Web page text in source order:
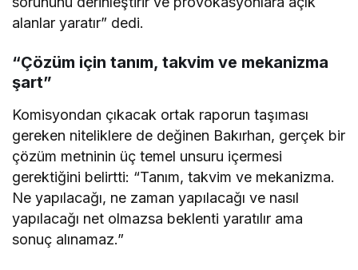
alanlar yaratır” dedi.
“Çözüm için tanım, takvim ve mekanizma
şart”
Komisyondan çıkacak ortak raporun taşıması
gereken niteliklere de değinen Bakırhan, gerçek bir
çözüm metninin üç temel unsuru içermesi
gerektiğini belirtti: “Tanım, takvim ve mekanizma.
Ne yapılacağı, ne zaman yapılacağı ve nasıl
yapılacağı net olmazsa beklenti yaratılır ama
sonuç alınamaz.”